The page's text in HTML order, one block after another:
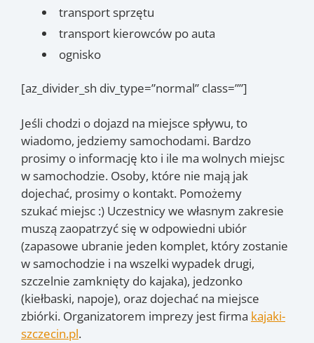
transport sprzętu
transport kierowców po auta
ognisko
[az_divider_sh div_type=”normal” class=””]
Jeśli chodzi o dojazd na miejsce spływu, to
wiadomo, jedziemy samochodami. Bardzo
prosimy o informację kto i ile ma wolnych miejsc
w samochodzie. Osoby, które nie mają jak
dojechać, prosimy o kontakt. Pomożemy
szukać miejsc :) Uczestnicy we własnym zakresie
muszą zaopatrzyć się w odpowiedni ubiór
(zapasowe ubranie jeden komplet, który zostanie
w samochodzie i na wszelki wypadek drugi,
szczelnie zamknięty do kajaka), jedzonko
(kiełbaski, napoje), oraz dojechać na miejsce
zbiórki. Organizatorem imprezy jest firma kajaki-
szczecin.pl.